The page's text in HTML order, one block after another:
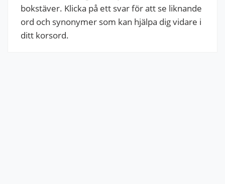
bokstäver. Klicka på ett svar för att se liknande
ord och synonymer som kan hjälpa dig vidare i
ditt korsord.